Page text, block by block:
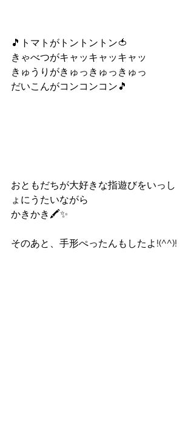
🎵トマトがトントントン🍅
きゃべつがキャッキャッキャッ
きゅうりがきゅっきゅっきゅっ
だいこんがコンコンコン🎵
おともだちが大好きな指遊びをいっし
ょにうたいながら
かきかき🖍✨
そのあと、手形ぺったんもしたよ!(^^)!